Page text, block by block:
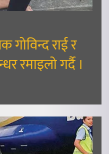
गोविन्द राई र
रमाइलो गर्दै ।